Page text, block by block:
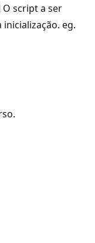
script a ser
eg.